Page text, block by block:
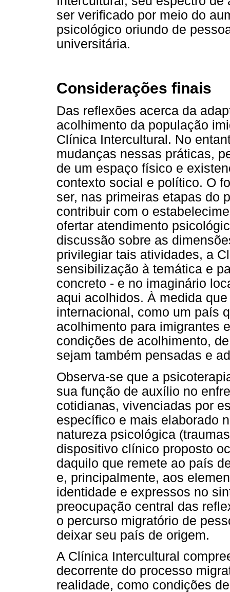
ser verificado por meio do
psicológico oriundo de
universitária.
Considerações finais
Das reflexões acerca da
acolhimento da população
Clínica Intercultural. No
mudanças nessas práticas,
de um espaço físico e
contexto social e político. O
ser, nas primeiras etapas do
contribuir com o
ofertar atendimento
discussão sobre as
privilegiar tais atividades, a
sensibilização à temática e
concreto - e no imaginário
aqui acolhidos. À medida
internacional, como um país
acolhimento para imigrantes
condições de acolhimento,
sejam também pensadas e
Observa-se que a
sua função de auxílio no
cotidianas, vivenciadas por
específico e mais elaborado
natureza psicológica
dispositivo clínico proposto
daquilo que remete ao país
e, principalmente, aos
identidade e expressos no
preocupação central das
o percurso migratório de
deixar seu país de origem.
A Clínica Intercultural
decorrente do processo
realidade, como condições